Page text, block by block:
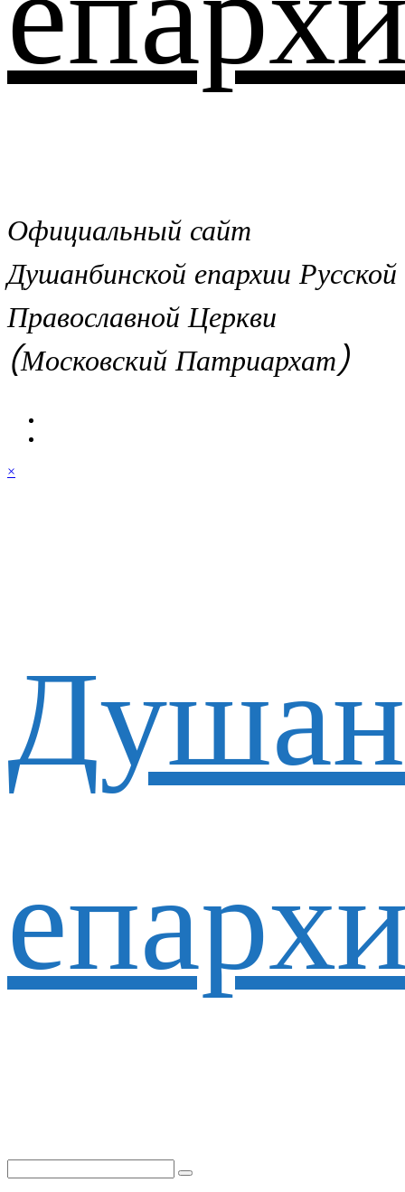
Официальный сайт
Душанбинской епархии Русской
Православной Церкви
(Московский Патриархат)
×